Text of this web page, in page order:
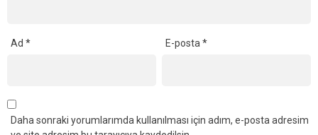
Ad * E-posta*
Daha sonraki yorumlarımda kullanılması için adım, e-posta adresim